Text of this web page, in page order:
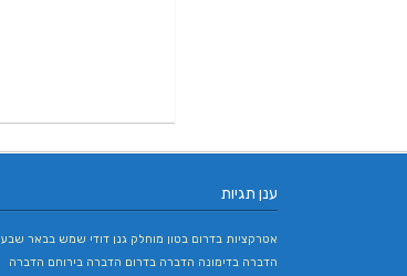
ענן תגיות
אטרקציות בדרום בטון מוחלק גנן דודי שמש בבאר שבע
הדברה בדימונה הדברה בדרום הדברה בירוחם הדברה